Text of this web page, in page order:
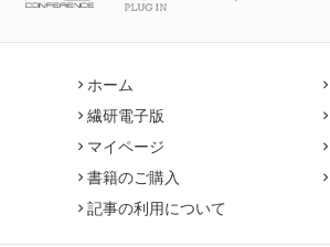
ホーム
繊研電子版
マイページ
書籍のご購入
記事の利用について